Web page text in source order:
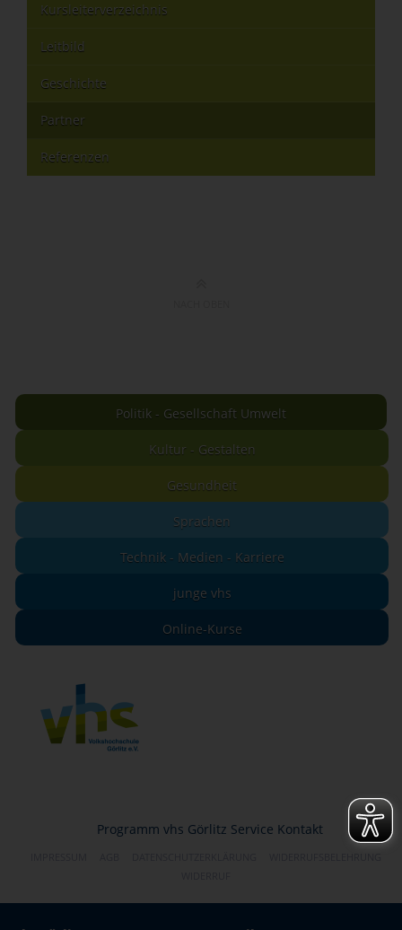
Kursleiterverzeichnis
Leitbild
Geschichte
Partner
Referenzen
Politik - Gesellschaft Umwelt
Kultur - Gestalten
Gesundheit
Sprachen
Technik - Medien - Karriere
junge vhs
Online-Kurse
Programm vhs Görlitz Service Kontakt